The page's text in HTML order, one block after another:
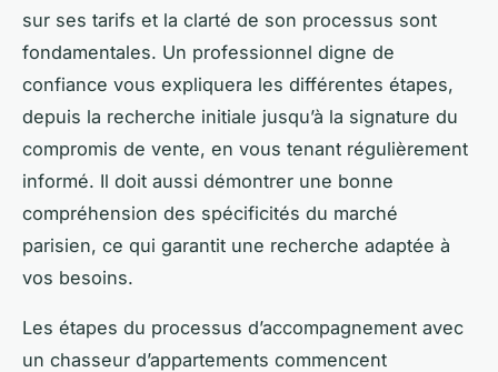
sur ses tarifs et la clarté de son processus sont
fondamentales. Un professionnel digne de
confiance vous expliquera les différentes étapes,
depuis la recherche initiale jusqu’à la signature du
compromis de vente, en vous tenant régulièrement
informé. Il doit aussi démontrer une bonne
compréhension des spécificités du marché
parisien, ce qui garantit une recherche adaptée à
vos besoins.
Les étapes du processus d’accompagnement avec
un chasseur d’appartements commencent